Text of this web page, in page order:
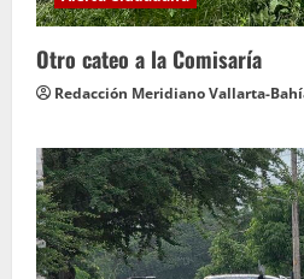
Otro cateo a la Comisaría
Redacción Meridiano Vallarta-